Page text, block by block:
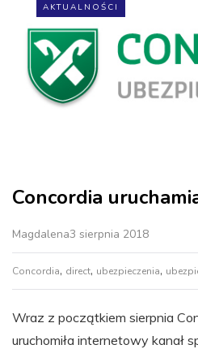
AKTUALNOŚCI
Concordia
Magdalena3 sierpnia 2018
Concordia, direct, ubezpieczenia,
Wraz z początkiem sierpnia
uruchomiła internetowy kanał